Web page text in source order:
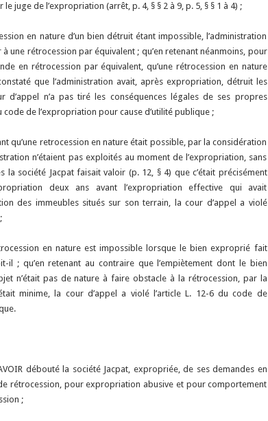
juge de l’expropriation (arrêt, p. 4, § § 2 à 9, p. 5, § § 1 à 4) ;
en nature d’un bien détruit étant impossible, l’administration
une rétrocession par équivalent ; qu’en retenant néanmoins, pour
en rétrocession par équivalent, qu’une rétrocession en nature
que l’administration avait, après expropriation, détruit les
d’appel n’a pas tiré les conséquences légales de ses propres
code de l’expropriation pour cause d’utilité publique ;
qu’une retrocession en nature était possible, par la considération
n’étaient pas exploités au moment de l’expropriation, sans
la société Jacpat faisait valoir (p. 12, § 4) que c’était précisément
deux ans avant l’expropriation effective qui avait
des immeubles situés sur son terrain, la cour d’appel a violé
en nature est impossible lorsque le bien exproprié fait
il ; qu’en retenant au contraire que l’empiètement dont le bien
n’était pas de nature à faire obstacle à la rétrocession, par la
minime, la cour d’appel a violé l’article L. 12-6 du code de
débouté la société Jacpat, expropriée, de ses demandes en
rétrocession, pour expropriation abusive et pour comportement
;